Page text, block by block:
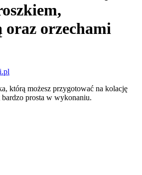
orzechami
którą możesz przygotować na kolację
bardzo prosta w wykonaniu.